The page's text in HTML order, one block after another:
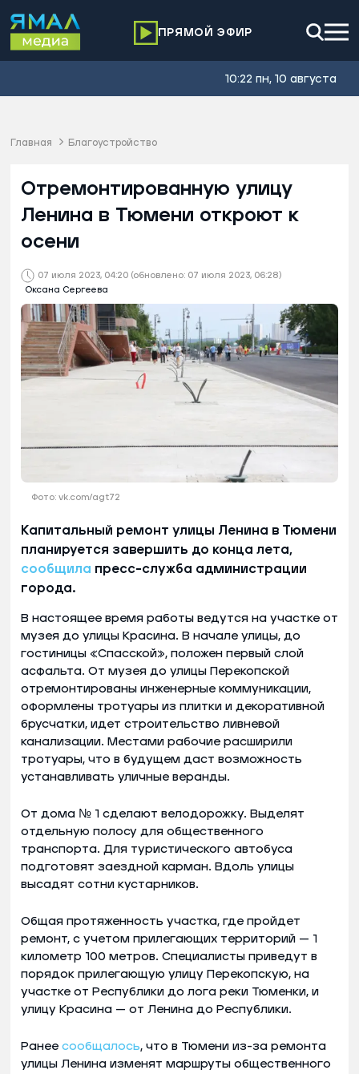
ПРЯМОЙ ЭФИР
10:22 пн, 10 августа
Главная Благоустройство
07 июля 2023, 04:20 (обновлено: 07 июля 2023, 06:28)
Оксана Сергеева
Отремонтированную улицу
Ленина в Тюмени откроют к
осени
Фото: vk.com/agt72
Капитальный ремонт улицы Ленина в Тюмени
планируется завершить до конца лета,
сообщила пресс-служба администрации
города.
В настоящее время работы ведутся на участке от
музея до улицы Красина. В начале улицы, до
гостиницы «Спасской», положен первый слой
асфальта. От музея до улицы Перекопской
отремонтированы инженерные коммуникации,
оформлены тротуары из плитки и декоративной
брусчатки, идет строительство ливневой
канализации. Местами рабочие расширили
тротуары, что в будущем даст возможность
устанавливать уличные веранды.
От дома № 1 сделают велодорожку. Выделят
отдельную полосу для общественного
транспорта. Для туристического автобуса
подготовят заездной карман. Вдоль улицы
высадят сотни кустарников.
Общая протяженность участка, где пройдет
ремонт, с учетом прилегающих территорий — 1
километр 100 метров. Специалисты приведут в
порядок прилегающую улицу Перекопскую, на
участке от Республики до лога реки Тюменки, и
улицу Красина — от Ленина до Республики.
Ранее сообщалось, что в Тюмени из-за ремонта
улицы Ленина изменят маршруты общественного